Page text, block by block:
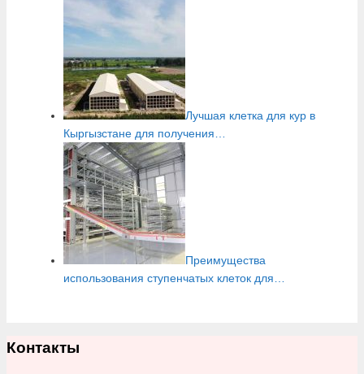
Лучшая клетка для кур в
Кыргызстане для получения…
Преимущества
использования ступенчатых клеток для…
Контакты